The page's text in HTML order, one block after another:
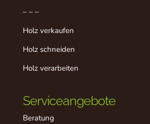
– – –
Holz verkaufen
Holz schneiden
Holz verarbeiten
Serviceangebote
Beratung